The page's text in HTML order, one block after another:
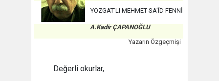
YOZGAT’LI MEHMET SA’ÎD FENNİ
A.Kadir ÇAPANOĞLU
Yazarın Özgeçmişi
Değerli okurlar,